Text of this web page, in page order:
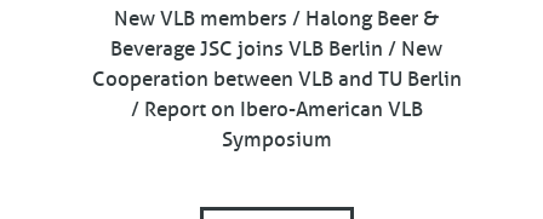
New VLB members / Halong Beer &
Beverage JSC joins VLB Berlin / New
Cooperation between VLB and TU Berlin
/ Report on Ibero-American VLB
Symposium